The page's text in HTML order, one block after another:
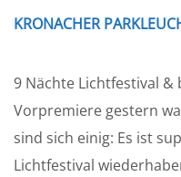
KRONACHER
9 Nächte Lichtfestival
Vorpremiere gestern
sind sich einig: Es ist
Lichtfestival